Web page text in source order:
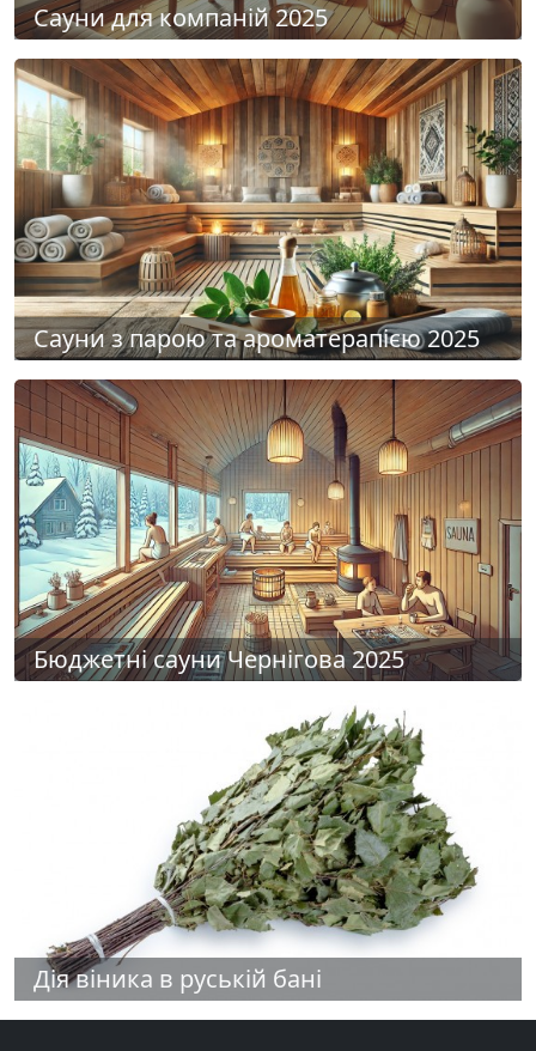
Сауни для компаній 2025
Сауни з парою та ароматерапією 2025
Бюджетні сауни Чернігова 2025
Дія віника в руській бані